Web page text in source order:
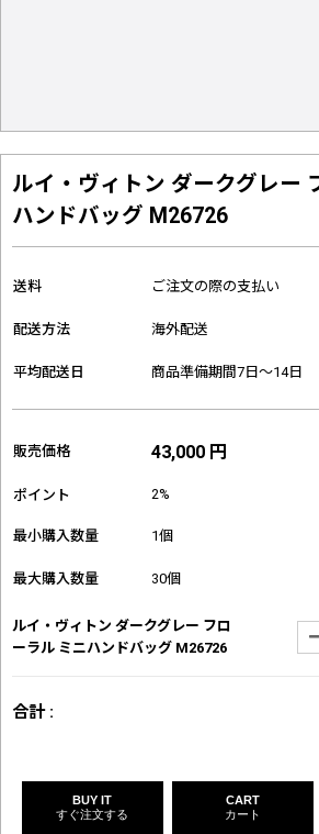
ルイ・ヴィトン ダークグレー
ハンドバッグ M26726
送料 ご注文の際の支払い
配送方法 海外配送
平均配送日 商品準備期間7日～14日
販売価格 43,000 円
ポイント 2%
最小購入数量 1個
最大購入数量 30個
ルイ・ヴィトン ダークグレー フロ
ーラル ミニハンドバッグ M26726
合計 :
BUY IT
すぐ注文する
CART
カート